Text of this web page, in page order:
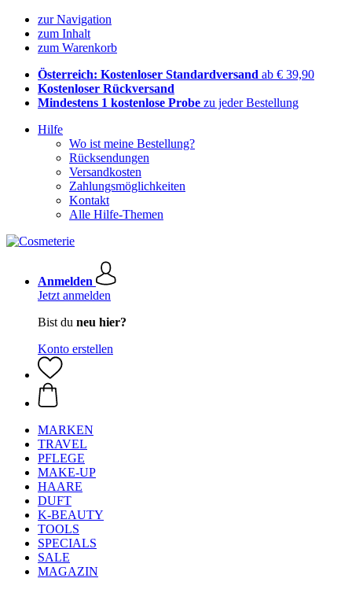
zur Navigation
zum Inhalt
zum Warenkorb
Österreich: Kostenloser Standardversand ab € 39,90
Kostenloser Rückversand
Mindestens 1 kostenlose Probe zu jeder Bestellung
Hilfe
Wo ist meine Bestellung?
Rücksendungen
Versandkosten
Zahlungsmöglichkeiten
Kontakt
Alle Hilfe-Themen
Anmelden
Jetzt anmelden
Bist du neu hier?
Konto erstellen
MARKEN
TRAVEL
PFLEGE
MAKE-UP
HAARE
DUFT
K-BEAUTY
TOOLS
SPECIALS
SALE
MAGAZIN